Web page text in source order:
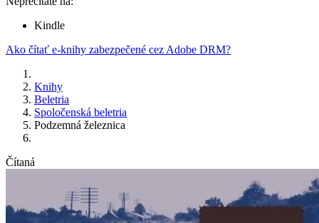
Kindle
Ako čítať e-knihy zabezpečené cez Adobe DRM?
Knihy
Beletria
Spoločenská beletria
Podzemná železnica
Čítaná